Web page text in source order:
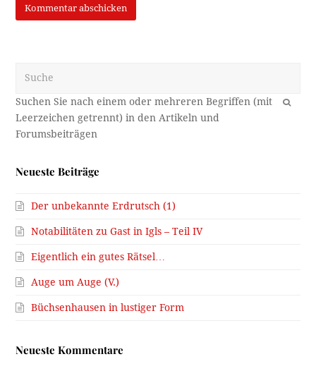
OK
Neueste Beiträge
Der unbekannte Erdrutsch (1)
Notabilitäten zu Gast in Igls – Teil IV
Eigentlich ein gutes Rätsel…
Auge um Auge (V.)
Büchsenhausen in lustiger Form
Neueste Kommentare